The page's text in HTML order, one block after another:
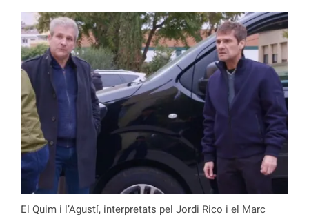
El Quim i l’Agustí, interpretats pel Jordi Rico i el Marc